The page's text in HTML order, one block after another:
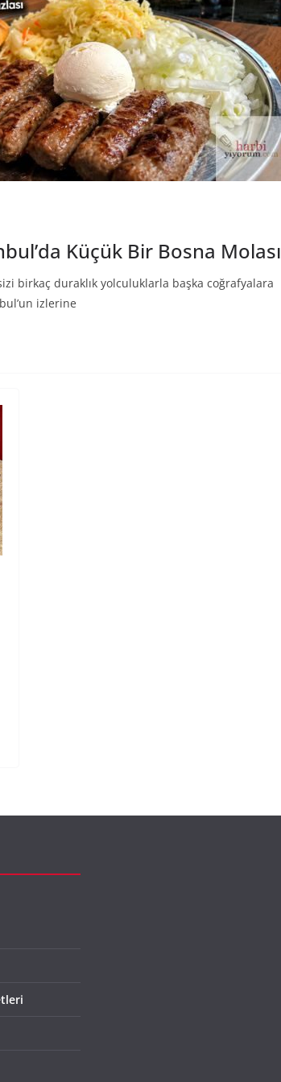
Küçük Bir Bosna Molası
birkaç duraklık yolculuklarla başka coğrafyalara
izlerine